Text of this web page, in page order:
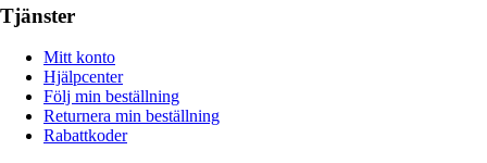
Tjänster
Mitt konto
Hjälpcenter
Följ min beställning
Returnera min beställning
Rabattkoder